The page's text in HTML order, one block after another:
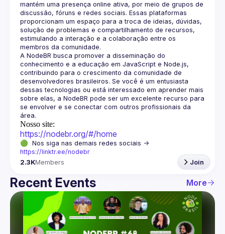
mantém uma presença online ativa, por meio de grupos de
discussão, fóruns e redes sociais. Essas plataformas
proporcionam um espaço para a troca de ideias, dúvidas,
solução de problemas e compartilhamento de recursos,
estimulando a interação e a colaboração entre os
A NodeBR busca promover a disseminação do
conhecimento e a educação em JavaScript e Node.js,
contribuindo para o crescimento da comunidade de
desenvolvedores brasileiros. Se você é um entusiasta
dessas tecnologias ou está interessado em aprender mais
sobre elas, a NodeBR pode ser um excelente recurso para
se envolver e se conectar com outros profissionais da
Nosso site:
https://nodebr.org/#/home
https://linktr.ee/nodebr
2.3KMembers Join
Recent Events More